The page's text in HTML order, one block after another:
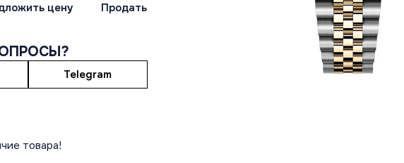
цену Продать
Telegram
товара!